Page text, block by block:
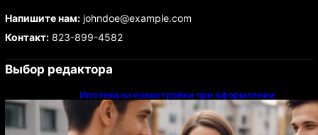
Напишите нам:johndoe@example.com
Контакт:823-899-4582
Выбор редактора
Ипотека на новостройки при оформлении
напрямую у застройщика